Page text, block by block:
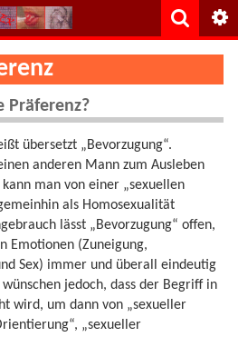
Präferenz?
übersetzt „Bevorzugung“.
anderen Mann zum Ausleben
man von einer „sexuellen
als Homosexualität
lässt „Bevorzugung“ offen,
Emotionen (Zuneigung,
Sex) immer und überall eindeutig
jedoch, dass der Begriff in
wird, um dann von „sexueller
„sexueller